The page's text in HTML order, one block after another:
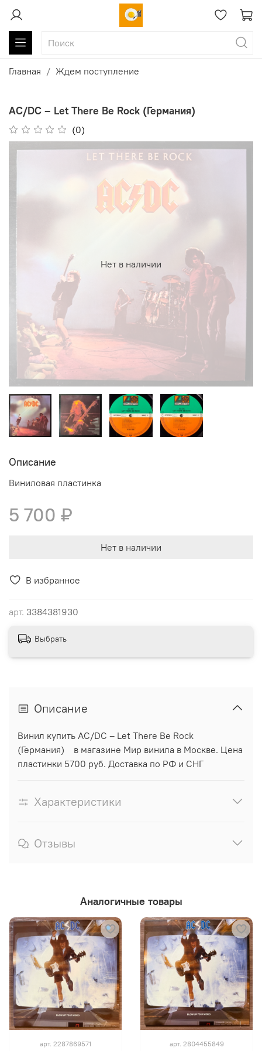
Главная Ждем поступление
AC/DC ‎– Let There Be Rock (Германия)
(0)
В избранное
арт. 3384381930
Нет в наличии
Описание
Виниловая пластинка
5 700 ₽
Нет в наличии
Выбрать
Описание
Винил купить AC/DC ‎– Let There Be Rock
(Германия) в магазине Мир винила в Москве. Цена
пластинки 5700 руб. Доставка по РФ и СНГ
Характеристики
Отзывы
Аналогичные товары
арт. 2287869571 арт. 2804455849